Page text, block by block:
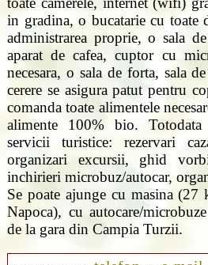
in gradina, o bucatarie cu toate
administrarea proprie, o sala
aparat de cafea, cuptor cu
necesara, o sala de forta, sala
cerere se asigura patut pentru
comanda toate alimentele
alimente 100% bio.
servicii turistice: rezervari
organizari excursii, ghid
inchirieri microbuz/autocar,
Se poate ajunge cu masina
Napoca), cu autocare/
de la gara din Campia Turzii.